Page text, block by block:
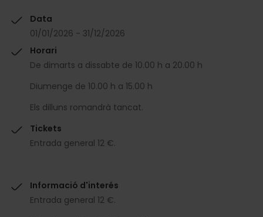
Data
01/01/2026 - 31/12/2026
Horari
De dimarts a dissabte de 10.00 h a 20.00 h
Diumenge de 10.00 h a 15.00 h
Els dilluns romandrà tancat.
Tickets
Entrada general 12 €.
Informació d'interés
Entrada general 12 €.